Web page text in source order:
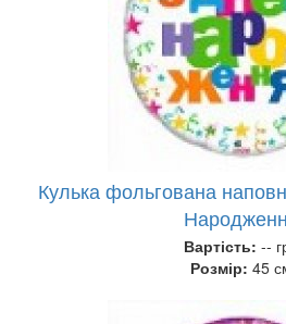
Кулька фольгована
Вартість: --
Розмір: 45